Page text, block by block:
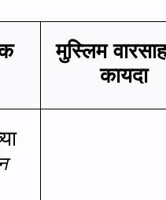
मुस्लिम
कायदा